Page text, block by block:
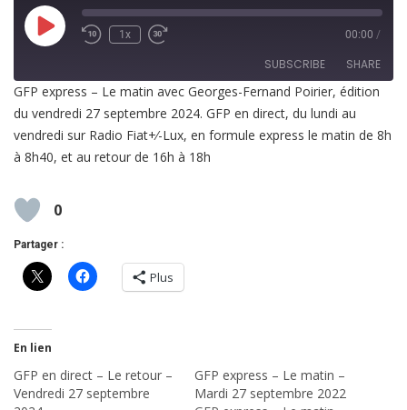
n
Play
Episode
1x 00:00 /
SUBSCRIBE SHARE
RSS FEED
SHARE
LINK
GFP express – Le matin avec Georges-Fernand Poirier, édition
du vendredi 27 septembre 2024. GFP en direct, du lundi au
vendredi sur Radio Fiat+⁄-Lux, en formule express le matin de 8h
à 8h40, et au retour de 16h à 18h
0
Partager :
Plus
En lien
GFP en direct – Le retour –
Vendredi 27 septembre
GFP express – Le matin –
Mardi 27 septembre 2022